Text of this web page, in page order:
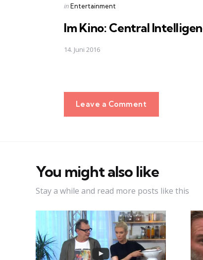
Posted
inEntertainment
Im Kino: Central
14. Juni 2016
Leave a Comment
You might also like
Stay a while and read more posts like this